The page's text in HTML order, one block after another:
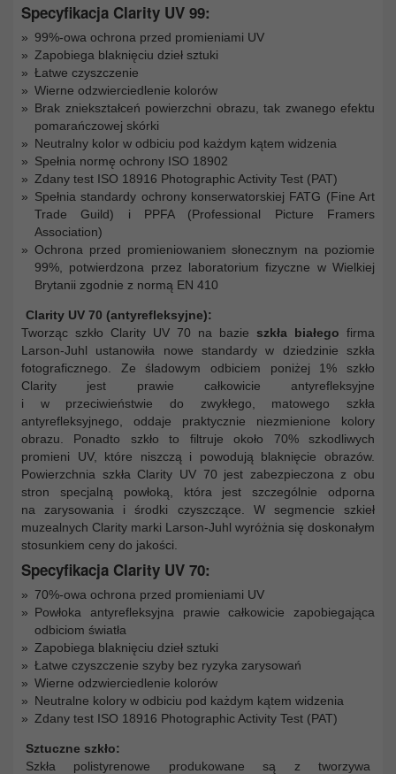
Specyfikacja Clarity UV 99:
99%-owa ochrona przed promieniami UV
Zapobiega blaknięciu dzieł sztuki
Łatwe czyszczenie
Wierne odzwierciedlenie kolorów
Brak zniekształceń powierzchni obrazu, tak zwanego efektu
pomarańczowej skórki
Neutralny kolor w odbiciu pod każdym kątem widzenia
Spełnia normę ochrony ISO 18902
Zdany test ISO 18916 Photographic Activity Test (PAT)
Spełnia standardy ochrony konserwatorskiej FATG (Fine Art
Trade Guild) i PPFA (Professional Picture Framers
Association)
Ochrona przed promieniowaniem słonecznym na poziomie
99%, potwierdzona przez laboratorium fizyczne w Wielkiej
Brytanii zgodnie z normą EN 410
Clarity UV 70 (antyrefleksyjne):
Tworząc szkło Clarity UV 70 na bazie szkła białego firma
Larson-Juhl ustanowiła nowe standardy w dziedzinie szkła
fotograficznego. Ze śladowym odbiciem poniżej 1% szkło
Clarity jest prawie całkowicie antyrefleksyjne
i w przeciwieństwie do zwykłego, matowego szkła
antyrefleksyjnego, oddaje praktycznie niezmienione kolory
obrazu. Ponadto szkło to filtruje około 70% szkodliwych
promieni UV, które niszczą i powodują blaknięcie obrazów.
Powierzchnia szkła Clarity UV 70 jest zabezpieczona z obu
stron specjalną powłoką, która jest szczególnie odporna
na zarysowania i środki czyszczące. W segmencie szkieł
muzealnych Clarity marki Larson-Juhl wyróżnia się doskonałym
stosunkiem ceny do jakości.
Specyfikacja Clarity UV 70:
70%-owa ochrona przed promieniami UV
Powłoka antyrefleksyjna prawie całkowicie zapobiegająca
odbiciom światła
Zapobiega blaknięciu dzieł sztuki
Łatwe czyszczenie szyby bez ryzyka zarysowań
Wierne odzwierciedlenie kolorów
Neutralne kolory w odbiciu pod każdym kątem widzenia
Zdany test ISO 18916 Photographic Activity Test (PAT)
Sztuczne szkło:
Szkła polistyrenowe produkowane są z tworzywa